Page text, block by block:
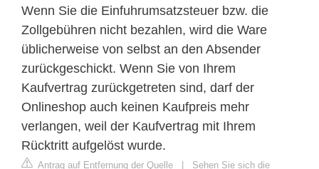
Wenn Sie die Einfuhrumsatzsteuer bzw. die
Zollgebühren nicht bezahlen, wird die Ware
üblicherweise von selbst an den Absender
zurückgeschickt. Wenn Sie von Ihrem
Kaufvertrag zurückgetreten sind, darf der
Onlineshop auch keinen Kaufpreis mehr
verlangen, weil der Kaufvertrag mit Ihrem
Rücktritt aufgelöst wurde.
Antrag auf Entfernung der Quelle | Sehen Sie sich die